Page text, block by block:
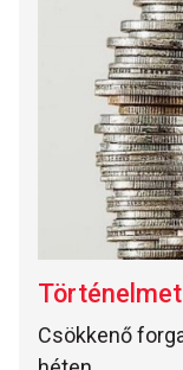
Csökkenő